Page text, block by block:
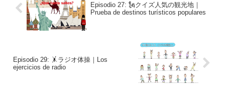
Episodio 27: 🗽クイズ人気の観光地｜
Prueba de destinos turísticos populares
Episodio 29: 🤸ラジオ体操｜Los
ejercicios de radio